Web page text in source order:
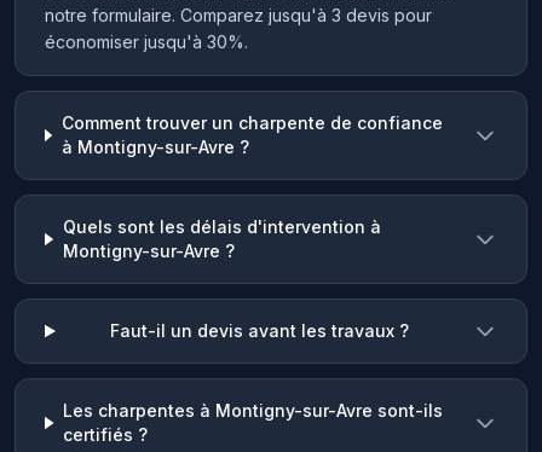
notre formulaire. Comparez jusqu'à 3 devis pour
économiser jusqu'à 30%.
Comment trouver un charpente de confiance
à Montigny-sur-Avre ?
Quels sont les délais d'intervention à
Montigny-sur-Avre ?
Faut-il un devis avant les travaux ?
Les charpentes à Montigny-sur-Avre sont-ils
certifiés ?